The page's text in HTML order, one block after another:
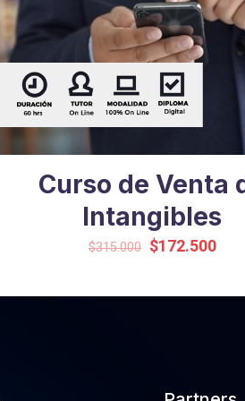
Curso de Venta
Intangibles
$315.000 Original
$172.500